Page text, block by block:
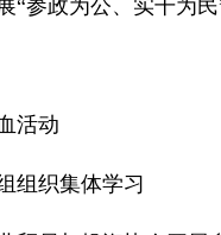
“参政为公、实干为民
活动
组织集体学习